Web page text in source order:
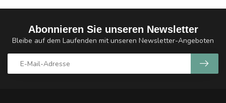
Abonnieren Sie unseren Newsletter
Bleibe auf dem Laufenden mit unseren Newsletter-Angeboten